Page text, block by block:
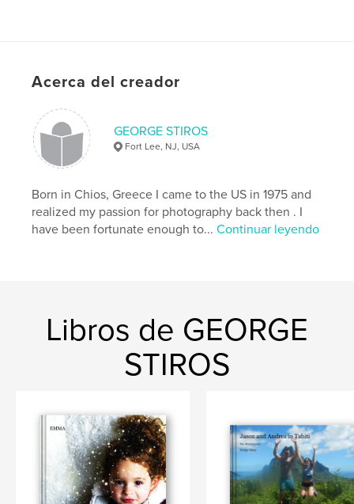
Acerca del creador
GEORGE STIROS
Fort Lee, NJ, USA
Born in Chios, Greece I came to the US in 1975 and
realized my passion for photography back then . I
have been fortunate enough to...Continuar leyendo
Libros de GEORGE
STIROS